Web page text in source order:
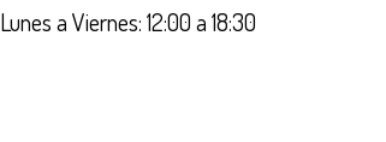
Lunes a Viernes: 12:00 a 18:30